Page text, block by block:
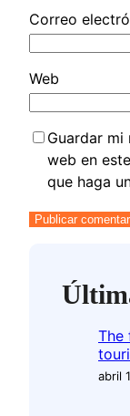
Correo
Web
Guardar
web en
que haga
The
abril